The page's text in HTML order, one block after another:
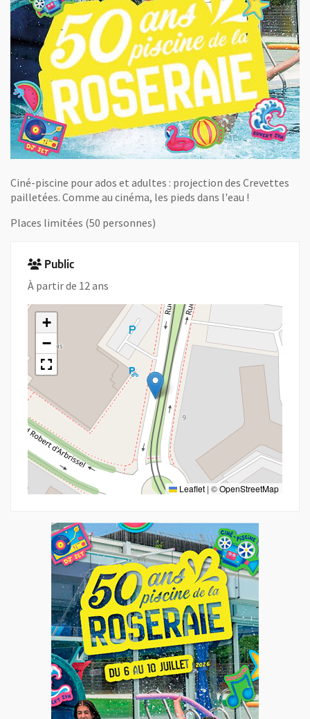
Ciné-piscine pour ados et adultes : projection des Crevettes
pailletées. Comme au cinéma, les pieds dans l'eau !
Places limitées (50 personnes)
Public
À partir de 12 ans
+
−
Leaflet | ©OpenStreetMap